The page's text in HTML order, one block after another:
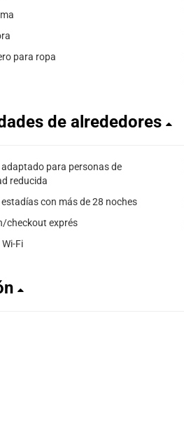
para ropa
de alrededores
para personas de
reducida
con más de 28 noches
checkout exprés
Fi